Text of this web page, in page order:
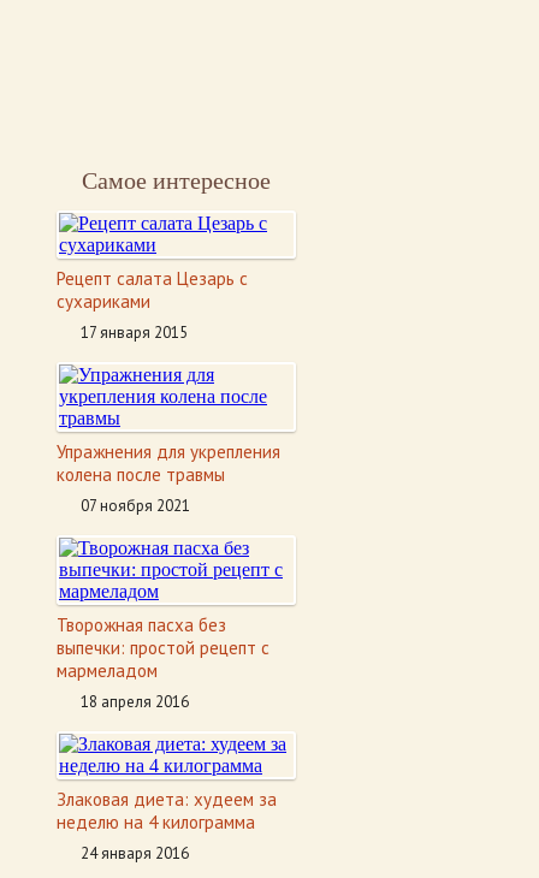
Самое интересное
Рецепт салата Цезарь с
сухариками
17 января 2015
Упражнения для укрепления
колена после травмы
07 ноября 2021
Творожная пасха без
выпечки: простой рецепт с
мармеладом
18 апреля 2016
Злаковая диета: худеем за
неделю на 4 килограмма
24 января 2016